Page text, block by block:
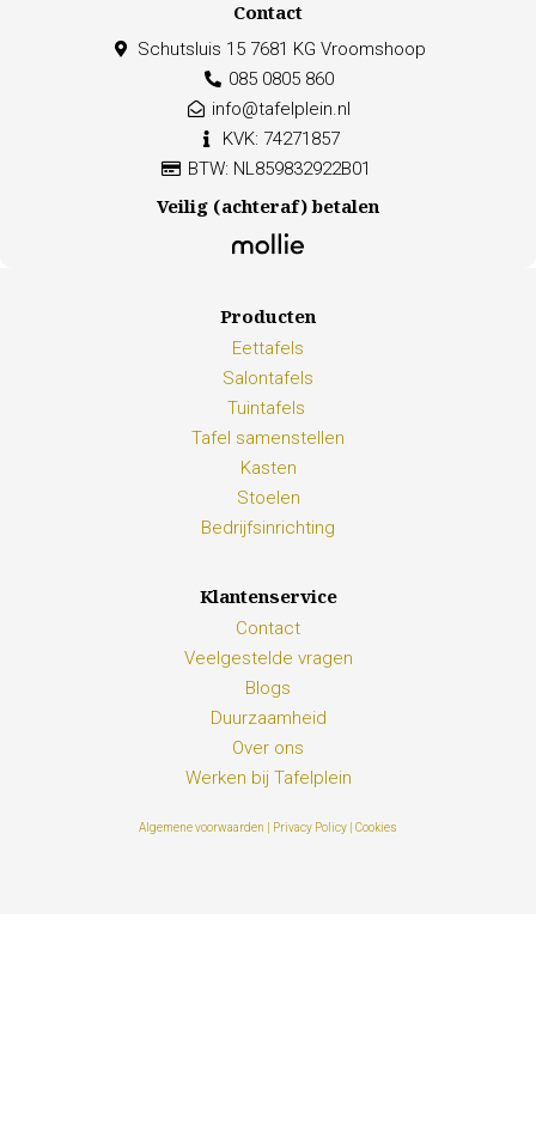
Contact
Schutsluis 15 7681 KG Vroomshoop
085 0805 860
info@tafelplein.nl
KVK: 74271857
BTW: NL859832922B01
Veilig (achteraf) betalen
Producten
Eettafels
Salontafels
Tuintafels
Tafel samenstellen
Kasten
Stoelen
Bedrijfsinrichting
Klantenservice
Contact
Veelgestelde vragen
Blogs
Duurzaamheid
Over ons
Werken bij Tafelplein
Algemene voorwaarden | Privacy Policy | Cookies